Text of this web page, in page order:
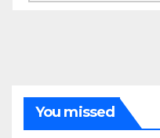
You missed